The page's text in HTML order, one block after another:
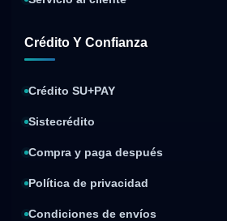
Crédito Y Confianza
Crédito SU+PAY
Sistecrédito
Compra y paga después
Política de privacidad
Condiciones de envíos